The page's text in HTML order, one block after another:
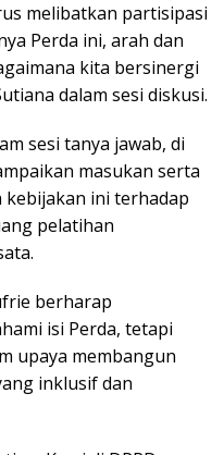
melibatkan partisipasi
Perda ini, arah dan
kita bersinergi
dalam sesi diskusi.
sesi tanya jawab, di
masukan serta
ini terhadap
pelatihan
berharap
isi Perda, tetapi
upaya membangun
inklusif dan